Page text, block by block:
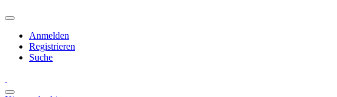
Anmelden
Registrieren
Suche